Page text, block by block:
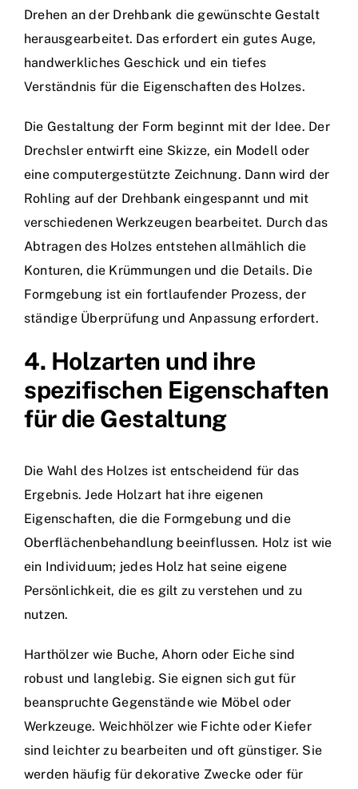
Drehen an der Drehbank die gewünschte Gestalt
herausgearbeitet. Das erfordert ein gutes Auge,
handwerkliches Geschick und ein tiefes
Verständnis für die Eigenschaften des Holzes.
Die Gestaltung der Form beginnt mit der Idee. Der
Drechsler entwirft eine Skizze, ein Modell oder
eine computergestützte Zeichnung. Dann wird der
Rohling auf der Drehbank eingespannt und mit
verschiedenen Werkzeugen bearbeitet. Durch das
Abtragen des Holzes entstehen allmählich die
Konturen, die Krümmungen und die Details. Die
Formgebung ist ein fortlaufender Prozess, der
ständige Überprüfung und Anpassung erfordert.
4. Holzarten und ihre
spezifischen Eigenschaften
für die Gestaltung
Die Wahl des Holzes ist entscheidend für das
Ergebnis. Jede Holzart hat ihre eigenen
Eigenschaften, die die Formgebung und die
Oberflächenbehandlung beeinflussen. Holz ist wie
ein Individuum; jedes Holz hat seine eigene
Persönlichkeit, die es gilt zu verstehen und zu
nutzen.
Harthölzer wie Buche, Ahorn oder Eiche sind
robust und langlebig. Sie eignen sich gut für
beanspruchte Gegenstände wie Möbel oder
Werkzeuge. Weichhölzer wie Fichte oder Kiefer
sind leichter zu bearbeiten und oft günstiger. Sie
werden häufig für dekorative Zwecke oder für